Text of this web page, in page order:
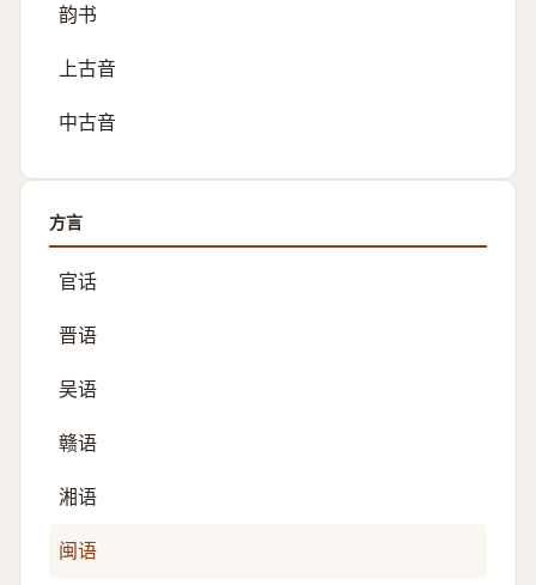
韵书
上古音
中古音
方言
官话
晋语
吴语
赣语
湘语
闽语